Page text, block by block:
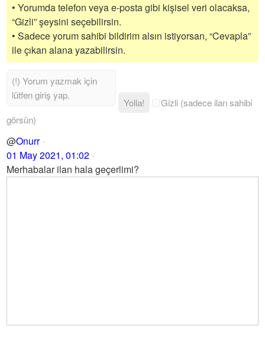
• Yorumda telefon veya e-posta gibi kişisel veri olacaksa,
“Gizli” şeysini seçebilirsin.
• Sadece yorum sahibi bildirim alsın istiyorsan, “Cevapla”
ile çıkan alana yazabilirsin.
Yolla!
Gizli (sadece ilan sahibi
görsün)
@Onurr
01 May 2021, 01:02
Merhabalar ilan hala geçerlimi?